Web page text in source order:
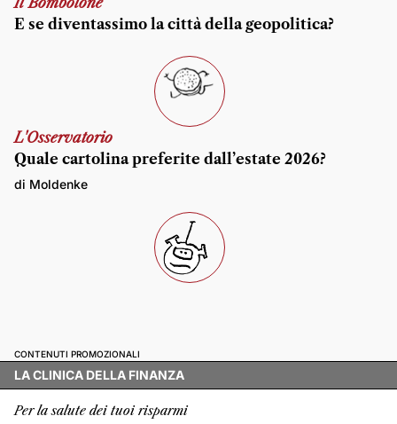
E se diventassimo la città della geopolitica?
L'Osservatorio
Quale cartolina preferite dall’estate 2026?
di Moldenke
CONTENUTI PROMOZIONALI
LA CLINICA DELLA FINANZA
Per la salute dei tuoi risparmi